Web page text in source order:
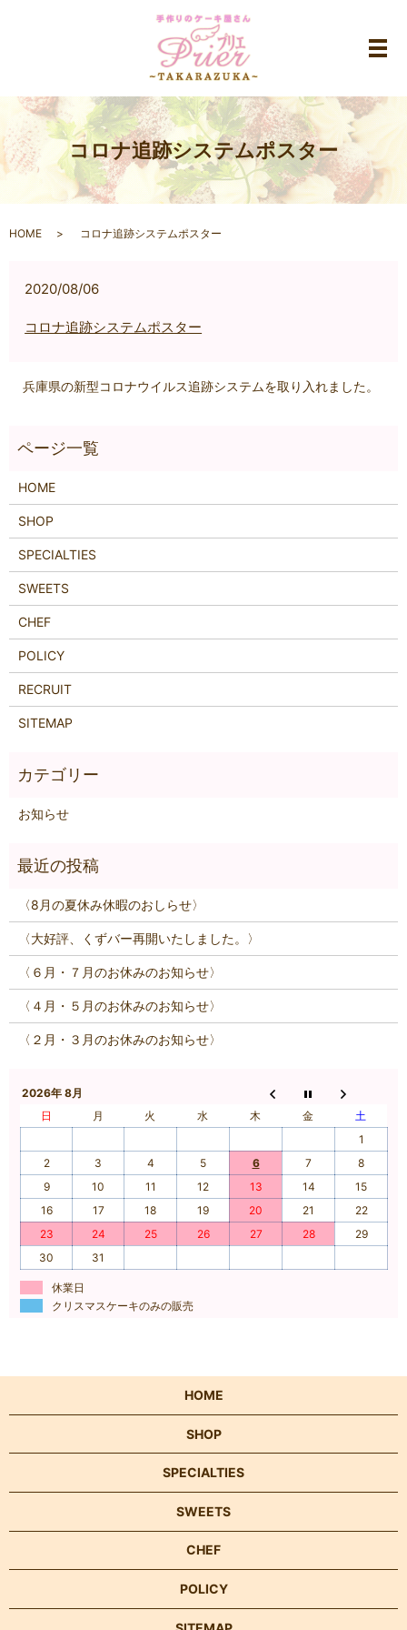
メ
コロナ追跡システムポスター
HOME コロナ追跡システムポスター
2020/08/06
コロナ追跡システムポスター
兵庫県の新型コロナウイルス追跡システムを取り入れました。
HOME
SHOP
SPECIALTIES
SWEETS
CHEF
POLICY
RECRUIT
SITEMAP
お知らせ
〈8月の夏休み休暇のおしらせ〉
〈大好評、くずバー再開いたしました。〉
〈６月・７月のお休みのお知らせ〉
〈４月・５月のお休みのお知らせ〉
〈２月・３月のお休みのお知らせ〉
2026年 8月
日
月 火 水 木 金
土
1
2
3 4 5 6 7
8
9
10 11 12 13 14
15
16
17 18 19 20 21
22
23
24 25 26 27 28
29
30
31
休業日
クリスマスケーキのみの販売
HOME
SHOP
SPECIALTIES
SWEETS
CHEF
POLICY